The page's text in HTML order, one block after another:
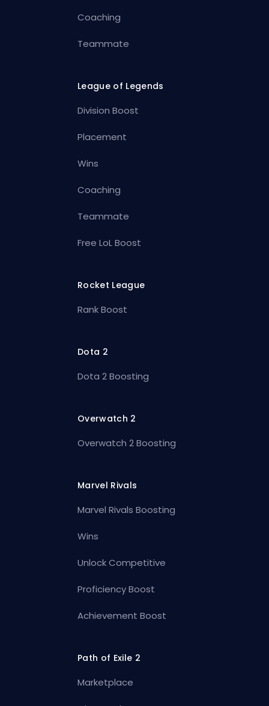
Coaching
Teammate
League of Legends
Division Boost
Placement
Wins
Coaching
Teammate
Free LoL Boost
Rocket League
Rank Boost
Dota 2
Dota 2 Boosting
Overwatch 2
Overwatch 2 Boosting
Marvel Rivals
Marvel Rivals Boosting
Wins
Unlock Competitive
Proficiency Boost
Achievement Boost
Path of Exile 2
Marketplace